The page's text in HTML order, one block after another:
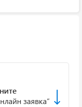
заявка”